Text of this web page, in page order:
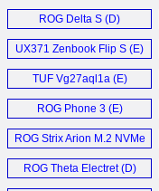
GX551 (E)
ROG Delta S (D)
UX371 Zenbook Flip S (E)
TUF Vg27aql1a (E)
ROG Phone 3 (E)
ROG Strix Arion M.2 NVMe
SSD Enclosure (E)
ROG Theta Electret (D)